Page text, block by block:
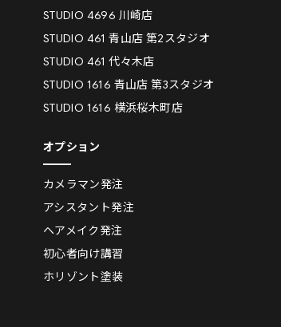
STUDIO 4696 川崎店
STUDIO 461 青山店 第2スタジオ
STUDIO 461 代々木店
STUDIO 1616 青山店 第3スタジオ
STUDIO 1616 横浜桜木町店
オプション
カメラマン発注
アシスタント発注
ヘアメイク発注
初心者向け講習
ホリゾント塗装